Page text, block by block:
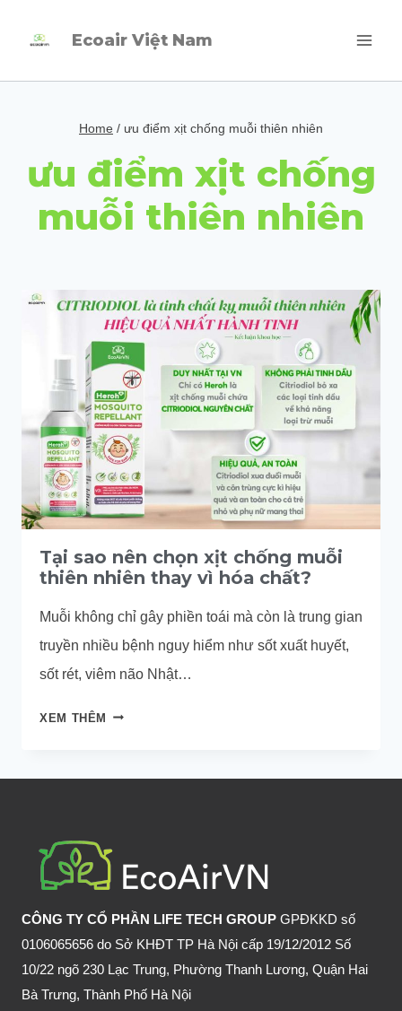
Ecoair Việt Nam
Home / ưu điểm xịt chống muỗi thiên nhiên
ưu điểm xịt chống
muỗi thiên nhiên
Tại sao nên chọn xịt chống muỗi
thiên nhiên thay vì hóa chất?
Muỗi không chỉ gây phiền toái mà còn là trung gian
truyền nhiều bệnh nguy hiểm như sốt xuất huyết,
sốt rét, viêm não Nhật…
XEM THÊM TẠI
CHỌN
MUỖI
THIÊN
NHIÊN
THAY
VÌ
CÔNG TY CỔ PHẦN LIFE TECH GROUP GPĐKKD số
0106065656 do Sở KHĐT TP Hà Nội cấp 19/12/2012 Số
10/22 ngõ 230 Lạc Trung, Phường Thanh Lương, Quận Hai
Bà Trưng, Thành Phố Hà Nội